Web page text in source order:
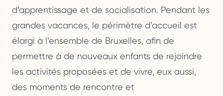
d’apprentissage et de socialisation. Pendant les
grandes vacances, le périmètre d’accueil est
élargi à l’ensemble de Bruxelles, afin de
permettre à de nouveaux enfants de rejoindre
les activités proposées et de vivre, eux aussi,
des moments de rencontre et